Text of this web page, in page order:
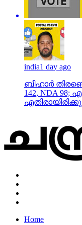
india1 day ago
ബീഹാർ
142, NDA
Home